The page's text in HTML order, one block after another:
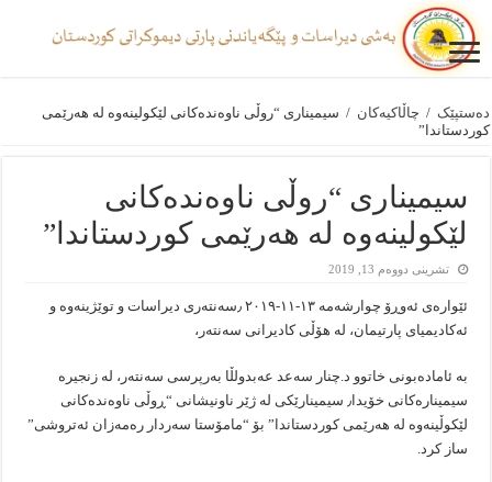
دەستپێک / چاڵاکیەکان / سیمیناری “روڵی ناوەندەکانی لێکولینەوە لە هەرێمی
کوردستاندا”
سیمیناری “روڵی ناوەندەکانی
لێکولینەوە لە هەرێمی کوردستاندا”
تشرینی دووەم 13, 2019
ئێوارەی ئەوڕۆ چوارشەمە ۱۳-۱۱-۲۰۱۹ ٫سەنتەری دیراسات و توێژینەوە و
ئەکادیمیای پارتیمان، لە هۆڵی کادیرانی سەنتەر،
بە ئامادەبونی خاتوو د.چنار سەعد عەبدولڵا بەرپرسی سەنتەر، لە زنجیرە
سیمینارەکانی خۆیدا٫ سیمینارێکی لە ژێر ناونیشانی “ڕوڵی ناوەندەکانی
لێکوڵینەوە لە هەرێمی کوردستاندا” بۆ “مامۆستا سەردار رەمەزان ئەتروشی”
ساز کرد.